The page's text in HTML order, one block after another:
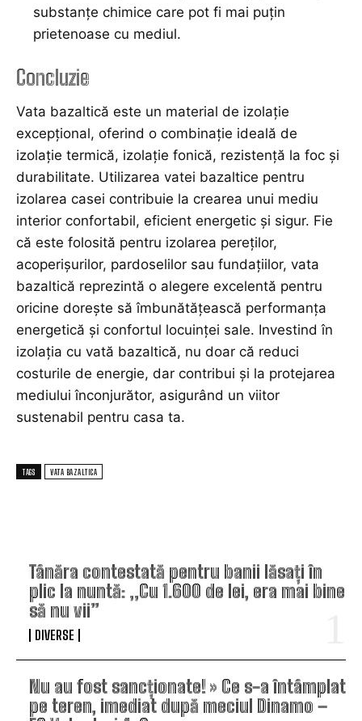
Tânăra contestată pentru banii lăsați în
plic la nuntă: „Cu 1.600 de lei, era mai bine
să nu vii”
DIVERSE
Nu au fost sancționate! » Ce s-a întâmplat
pe teren, imediat după meciul Dinamo –
substanțe chimice care pot fi mai puțin
prietenoase cu mediul.
Concluzie
Vata bazaltică este un material de izolație
excepțional, oferind o combinație ideală de
izolație termică, izolație fonică, rezistență la foc și
durabilitate. Utilizarea vatei bazaltice pentru
izolarea casei contribuie la crearea unui mediu
interior confortabil, eficient energetic și sigur. Fie
că este folosită pentru izolarea pereților,
acoperișurilor, pardoselilor sau fundațiilor, vata
bazaltică reprezintă o alegere excelentă pentru
oricine dorește să îmbunătățească performanța
energetică și confortul locuinței sale. Investind în
izolația cu vată bazaltică, nu doar că reduci
costurile de energie, dar contribui și la protejarea
mediului înconjurător, asigurând un viitor
sustenabil pentru casa ta.
TAGS VATA BAZALTICA